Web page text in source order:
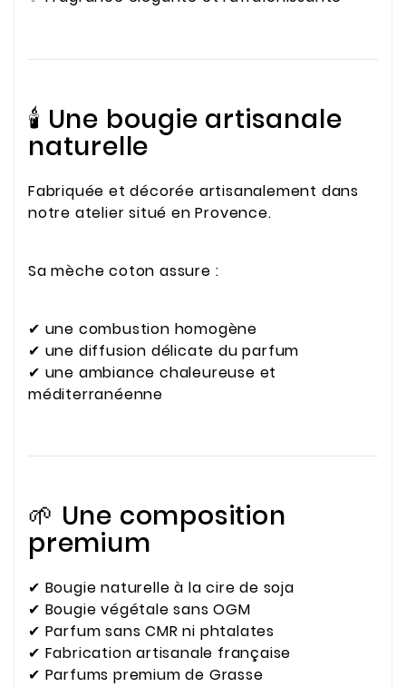
🕯️ Une bougie artisanale
naturelle
Fabriquée et décorée artisanalement dans
notre atelier situé en Provence.
Sa mèche coton assure :
✔ une combustion homogène
✔ une diffusion délicate du parfum
✔ une ambiance chaleureuse et
méditerranéenne
🌱 Une composition
premium
✔ Bougie naturelle à la cire de soja
✔ Bougie végétale sans OGM
✔ Parfum sans CMR ni phtalates
✔ Fabrication artisanale française
✔ Parfums premium de Grasse